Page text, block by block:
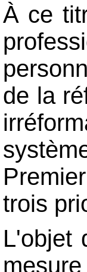
À ce
de la
trois
L'objet